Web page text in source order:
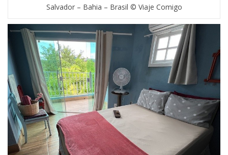
Salvador – Bahia – Brasil © Viaje Comigo